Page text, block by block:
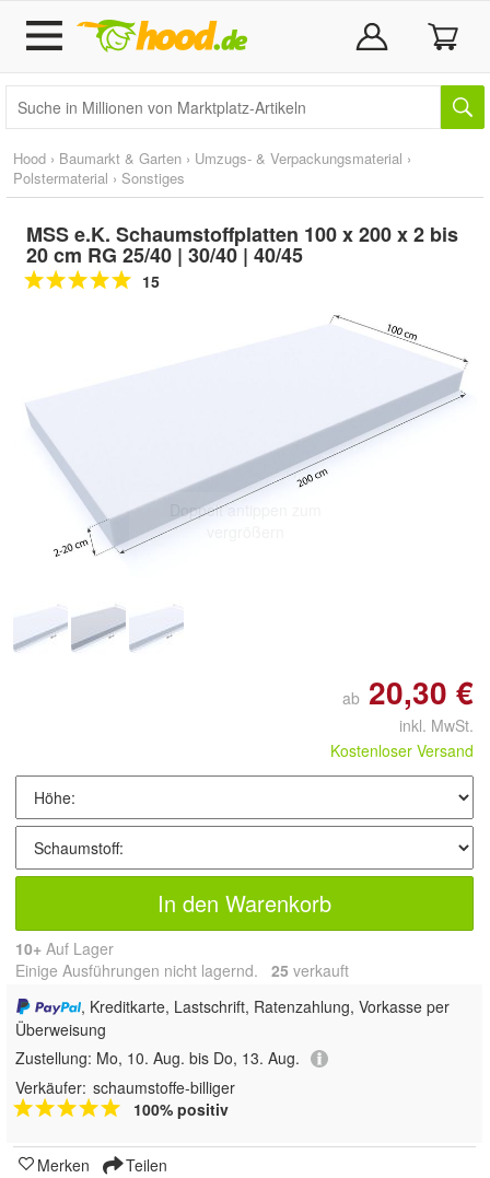
Hood › Baumarkt & Garten › Umzugs- & Verpackungsmaterial ›
Polstermaterial › Sonstiges
MSS e.K. Schaumstoffplatten 100 x 200 x 2 bis
20 cm RG 25/40 | 30/40 | 40/45
15
Doppelt antippen zum
ab 20,30 €
inkl. MwSt.
Kostenloser Versand
In den Warenkorb
10+ Auf Lager
Einige Ausführungen nicht lagernd. 25 verkauft
, Kreditkarte, Lastschrift, Ratenzahlung, Vorkasse per
Überweisung
Zustellung: Mo, 10. Aug. bis Do, 13. Aug.
Verkäufer: schaumstoffe-billiger
100% positiv
Merken Teilen